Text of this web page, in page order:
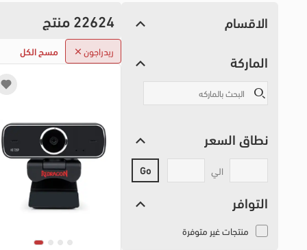
الاقسام
الماركة
نطاق السعر
الي Go
التوافر
منتجات غير متوفرة
22624 منتج
ريدراجون مسح الكل